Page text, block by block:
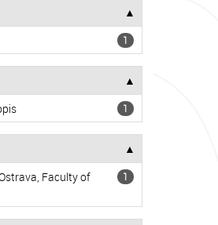
1
1
Faculty of
1